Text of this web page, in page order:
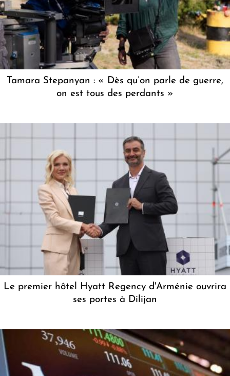
Tamara Stepanyan : « Dès qu’on parle de guerre,
on est tous des perdants »
Le premier hôtel Hyatt Regency d'Arménie ouvrira
ses portes à Dilijan